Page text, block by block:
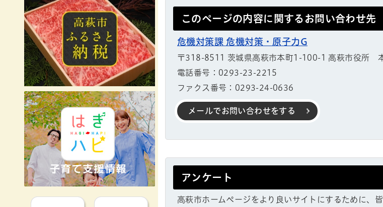
MyRideのるる 暮らしの便利帳
このページの内容に関するお問い合わせ先
危機対策課 危機対策・原子力G
〒318-8511 茨城県高萩市本町1-100-1 高萩市役所
電話番号：0293-23-2215
ファクス番号：0293-24-0636
メールでお問い合わせをする
アンケート
高萩市ホームページをより良いサイトにするために、